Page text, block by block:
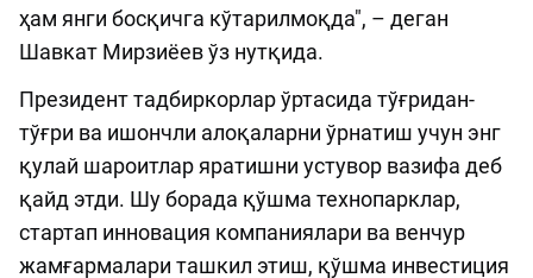
ҳам янги босқичга кўтарилмоқда", – деган
Шавкат Мирзиёев ўз нутқида.
Президент тадбиркорлар ўртасида тўғридан-
тўғри ва ишончли алоқаларни ўрнатиш учун энг
қулай шароитлар яратишни устувор вазифа деб
қайд этди. Шу борада қўшма технопарклар,
стартап инновация компаниялари ва венчур
жамғармалари ташкил этиш, қўшма инвестиция